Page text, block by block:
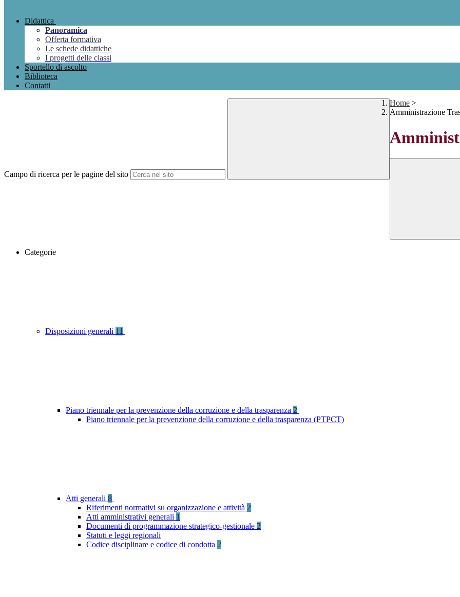
Didattica
Panoramica
Offerta formativa
Le schede didattiche
I progetti delle classi
Sportello di ascolto
Biblioteca
Contatti
Campo di ricerca per le pagine del sito
Home >
Amministrazione
Categorie
Disposizioni generali 11
Piano triennale per la prevenzione della corruzione e della trasparenza 2
Piano triennale per la prevenzione della corruzione e della trasparenza (PTPCT)
Atti generali 8
Riferimenti normativi su organizzazione e attività 2
Atti amministrativi generali 1
Documenti di programmazione strategico-gestionale 2
Statuti e leggi regionali
Codice disciplinare e codice di condotta 2